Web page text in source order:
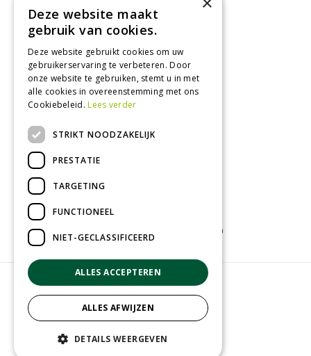
Dinsdag
Woensdag
Donderdag
09:00 - 18:00
Vrijdag
09:00 - 18:00
Zaterdag
09:00 - 17:00
Toon alle openingstijden
Tuinplanten
© Groenrijk Assen
Green Solutions
Tuincentrum Overzicht
Privacy policy
Deze website maakt
gebruik van cookies.
Deze website gebruikt cookies om uw
gebruikerservaring te verbeteren. Door
onze website te gebruiken, stemt u in met
alle cookies in overeenstemming met ons
Cookiebeleid.Lees verder
STRIKT NOODZAKELIJK
PRESTATIE
TARGETING
FUNCTIONEEL
NIET-GECLASSIFICEERD
ALLES ACCEPTEREN
ALLES AFWIJZEN
DETAILS WEERGEVEN